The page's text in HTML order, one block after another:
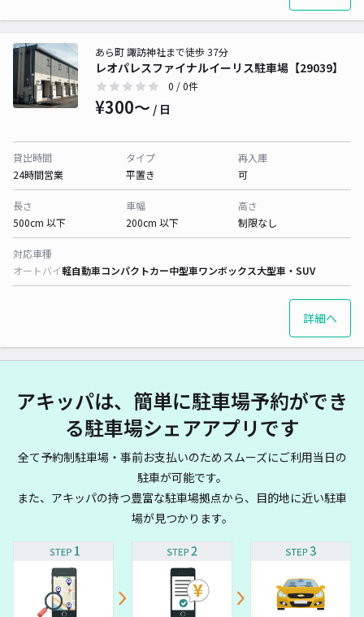
レオパレスファイナルイーリス駐車場【29039】
あら町 諏訪神社まで徒歩 37分
0 / 0件
¥300〜 / 日
貸出時間
24時間営業
タイプ
平置き
再入庫
可
長さ
500cm 以下
車幅
200cm 以下
高さ
制限なし
対応車種
オートバイ軽自動車コンパクトカー中型車ワンボックス大型車・SUV
詳細へ
アキッパは、簡単に駐車場予約ができ
る駐車場シェアアプリです
全て予約制駐車場・事前お支払いのためスムーズにご利用当日の
駐車が可能です。
また、アキッパの持つ豊富な駐車場拠点から、目的地に近い駐車
場が見つかります。